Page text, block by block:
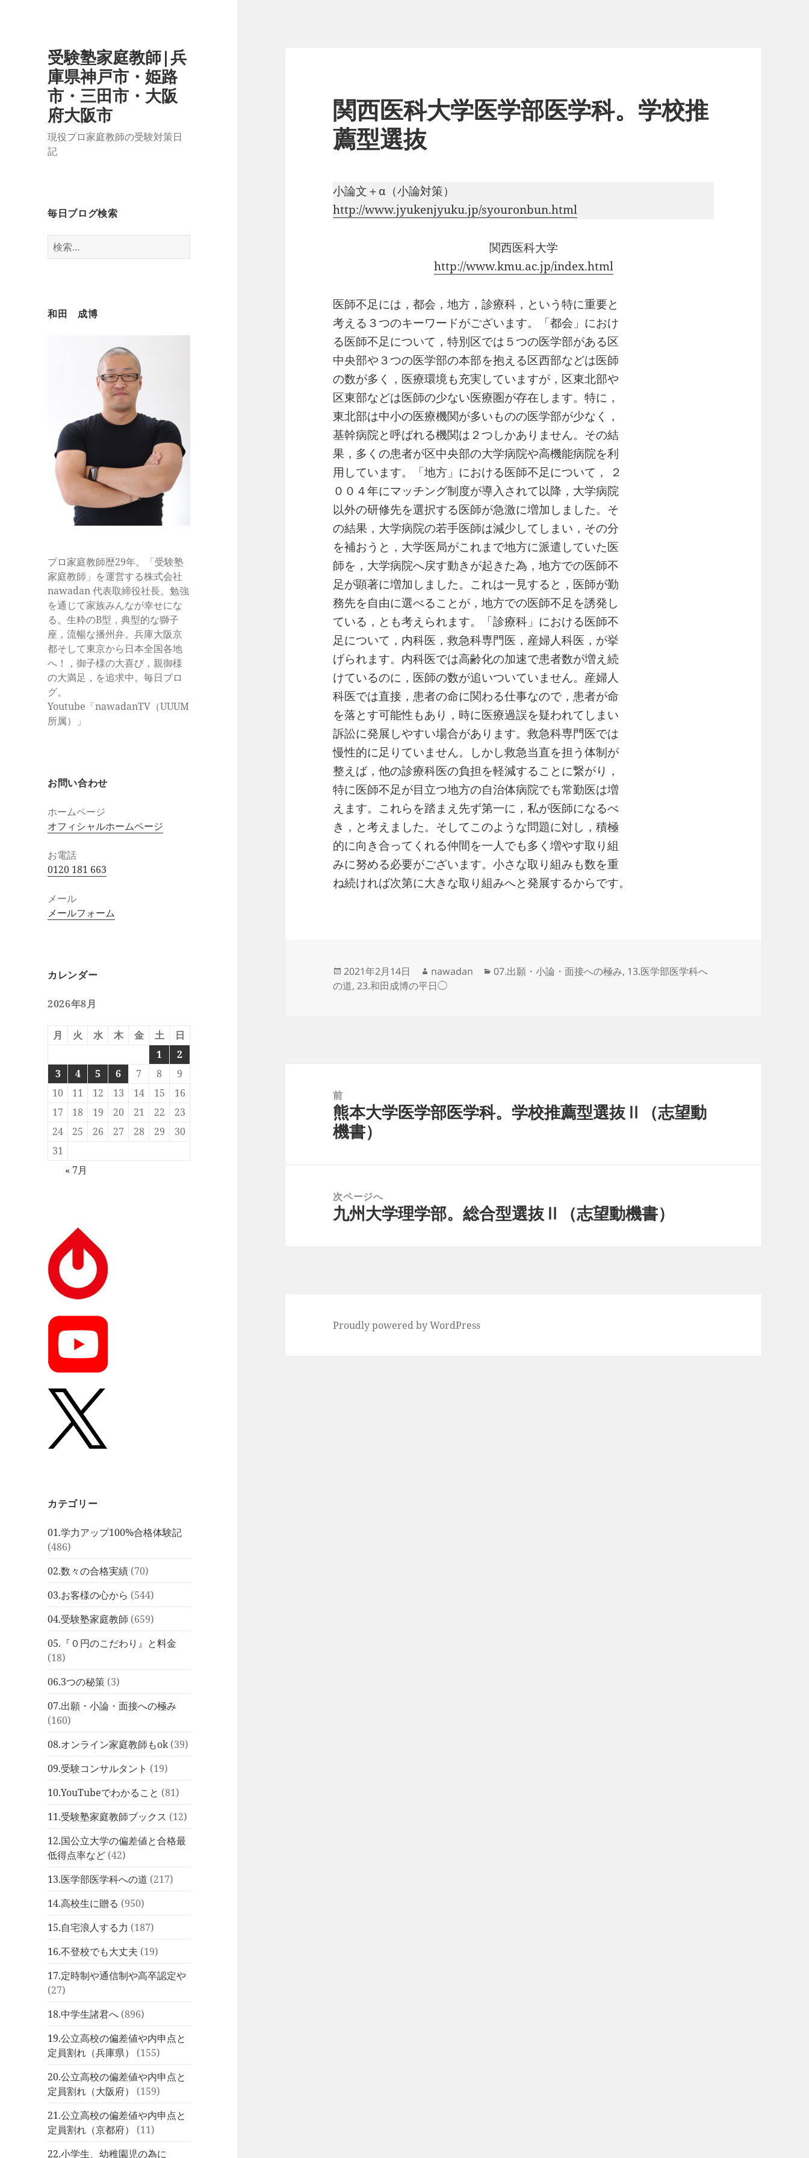
受験塾家庭教師|兵
庫県神戸市・姫路
市・三田市・大阪
府大阪市
現役プロ家庭教師の受験対策日
記
毎日ブログ検索
検
索:
和田 成博
プロ家庭教師歴29年。「受験塾
家庭教師」を運営する株式会社
nawadan 代表取締役社長。勉強
を通じて家族みんなが幸せにな
る。生粋のB型，典型的な獅子
座，流暢な播州弁。兵庫大阪京
都そして東京から日本全国各地
へ！，御子様の大喜び，親御様
の大満足，を追求中。毎日ブロ
グ。
Youtube「nawadanTV（UUUM
所属）」
お問い合わせ
ホームページ
オフィシャルホームページ
お電話
0120 181 663
メール
メールフォーム
カレンダー
2026年8月
月 火 水 木 金 土
日
1
2
3
4 5 6 7 8
9
10
11 12 13 14 15
16
17
18 19 20 21 22
23
24
25 26 27 28 29
30
31
« 7月
カテゴリー
01.学力アップ100%合格体験記
(486)
02.数々の合格実績 (70)
03.お客様の心から (544)
04.受験塾家庭教師 (659)
05.『０円のこだわり』と料金
(18)
06.3つの秘策 (3)
07.出願・小論・面接への極み
(160)
08.オンライン家庭教師もok(39)
09.受験コンサルタント (19)
10.YouTubeでわかること (81)
11.受験塾家庭教師ブックス (12)
12.国公立大学の偏差値と合格最
低得点率など (42)
13.医学部医学科への道 (217)
14.高校生に贈る (950)
15.自宅浪人する力 (187)
16.不登校でも大丈夫 (19)
17.定時制や通信制や高卒認定や
(27)
18.中学生諸君へ (896)
19.公立高校の偏差値や内申点と
定員割れ（兵庫県）
(155)
20.公立高校の偏差値や内申点と
定員割れ（大阪府）
(159)
21.公立高校の偏差値や内申点と
定員割れ（京都府）
(11)
22.小学生、幼稚園児の為に
関西医科大学医学部医学科。学校推
薦型選抜
小論文＋α（小論対策）
http://www.jyukenjyuku.jp/syouronbun.html
関西医科大学
http://www.kmu.ac.jp/index.html
医師不足には，都会，地方，診療科，という特に重要と
考える３つのキーワードがございます。「都会」におけ
る医師不足について，特別区では５つの医学部がある区
中央部や３つの医学部の本部を抱える区西部などは医師
の数が多く，医療環境も充実していますが，区東北部や
区東部などは医師の少ない医療圏が存在します。特に，
東北部は中小の医療機関が多いものの医学部が少なく，
基幹病院と呼ばれる機関は２つしかありません。その結
果，多くの患者が区中央部の大学病院や高機能病院を利
用しています。「地方」における医師不足について， ２
００４年にマッチング制度が導入されて以降，大学病院
以外の研修先を選択する医師が急激に増加しました。そ
の結果，大学病院の若手医師は減少してしまい，その分
を補おうと，大学医局がこれまで地方に派遣していた医
師を，大学病院へ戻す動きが起きた為，地方での医師不
足が顕著に増加しました。これは一見すると，医師が勤
務先を自由に選べることが，地方での医師不足を誘発し
ている，とも考えられます。「診療科」における医師不
足について，内科医，救急科専門医，産婦人科医，が挙
げられます。内科医では高齢化の加速で患者数が増え続
けているのに，医師の数が追いついていません。産婦人
科医では直接，患者の命に関わる仕事なので，患者が命
を落とす可能性もあり，時に医療過誤を疑われてしまい
訴訟に発展しやすい場合があります。救急科専門医では
慢性的に足りていません。しかし救急当直を担う体制が
整えば，他の診療科医の負担を軽減することに繋がり，
特に医師不足が目立つ地方の自治体病院でも常勤医は増
えます。これらを踏まえ先ず第一に，私が医師になるべ
き，と考えました。そしてこのような問題に対し，積極
的に向き合ってくれる仲間を一人でも多く増やす取り組
みに努める必要がございます。小さな取り組みも数を重
ね続ければ次第に大きな取り組みへと発展するからです。
投
稿
2021年2月14日
作
成
nawadan
カ
07.出願・小論・面接への極み, 13.医学部医学科へ
の道,23.和田成博の平日◯
前
前
の
熊本大学医学部医学科。学校推薦型選抜Ⅱ（志望動
機書）
次ページへ
次
九州大学理学部。総合型選抜Ⅱ（志望動機書）
Proudly powered by WordPress